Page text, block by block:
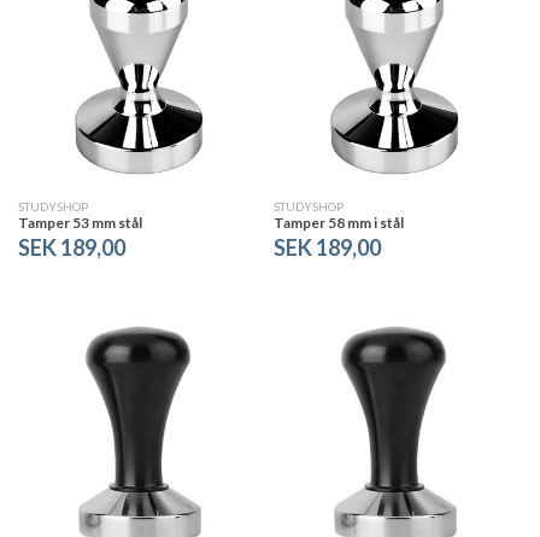
STUDYSHOP
Tamper 53 mm stål
SEK 189,00
STUDYSHOP
Tamper 58 mm i stål
SEK 189,00